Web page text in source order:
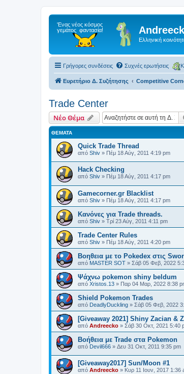
Ελληνική
Γρήγορες συνδέσεις Συχνές ερωτήσεις
Ευρετήριο Δ. Συζήτησης Competitive
Trade Center
Νέο Θέμα
ΘΈΜΑΤΑ
Quick Trade Thread
από Shiv » Πέμ 18 Αύγ, 2011 4:19 pm
Hack Checking
από Shiv » Πέμ 18 Αύγ, 2011 4:17 pm
Gamecorner.gr Blacklist
από Shiv » Πέμ 18 Αύγ, 2011 4:17 pm
Κανόνες για Trade threads.
από Shiv » Τρί 23 Αύγ, 2011 4:11 pm
Trade Center Rules
από Shiv » Πέμ 18 Αύγ, 2011 4:20 pm
Βοηθεια με το Pokedex στις
από MASTER SOT » Σάβ 05 Φεβ, 2022
Ψάχνω pokemon shiny beldum
από Xristos.13 » Παρ 04 Μαρ, 2022 8:38
Shield Pokemon Trades
από DeadlyDuckling » Σάβ 05 Φεβ, 2022
[Giveaway 2021] Shiny Zacian &
από Andreecko » Σάβ 30 Οκτ, 2021 5:40
Βοήθεια με Trade στα Pokemon
από Devil666 » Δευ 31 Οκτ, 2011 9:35 pm
[Giveaway2017] Sun/Moon #1
από Andreecko » Κυρ 11 Ιουν, 2017 1:36